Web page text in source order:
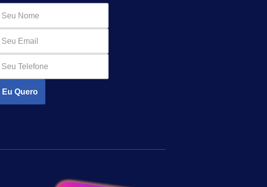
Eu Quero